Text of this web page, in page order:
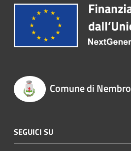
Comune di Nembro
SEGUICI SU